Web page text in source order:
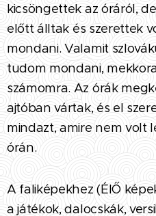
kicsöngettek az óráról,
előtt álltak és szerettek
mondani. Valamit
tudom mondani,
számomra. Az órák
ajtóban vártak, és el
mindazt, amire nem volt
órán.
A faliképekhez (ÉlŐ
a játékok, dalocskák,